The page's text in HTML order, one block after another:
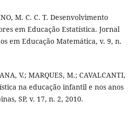
M. C. C. T. Desenvolvimento
em Educação Estatística. Jornal
em Educação Matemática, v. 9, n.
V.; MARQUES, M.; CAVALCANTI,
na educação infantil e nos anos
SP, v. 17, n. 2, 2010.